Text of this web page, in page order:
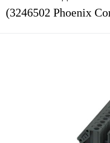
(3246502 Phoenix